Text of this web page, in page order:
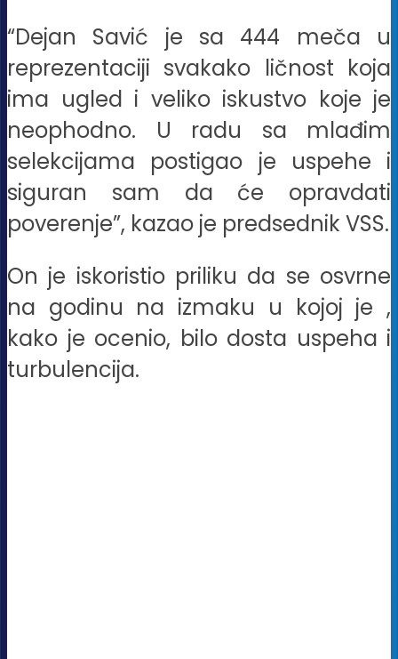
“Dejan Savić je sa 444 meča u
reprezentaciji svakako ličnost koja
ima ugled i veliko iskustvo koje je
neophodno. U radu sa mlađim
selekcijama postigao je uspehe i
siguran sam da će opravdati
poverenje”, kazao je predsednik VSS.
On je iskoristio priliku da se osvrne
na godinu na izmaku u kojoj je ,
kako je ocenio, bilo dosta uspeha i
turbulencija.